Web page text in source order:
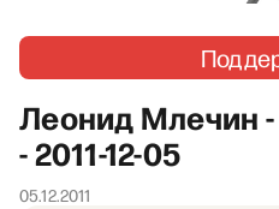
Леонид Млечин
- 2011-12-05
05.12.2011